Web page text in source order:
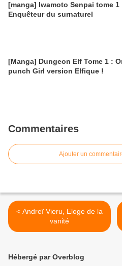
[manga] Iwamoto Senpai tome 1
Enquêteur du surnaturel
[Manga] Dungeon Elf Tome 1 :
punch Girl version Elfique !
Commentaires
Ajouter un
< Andreï Vieru, Eloge de la
vanité
Hébergé par Overblog